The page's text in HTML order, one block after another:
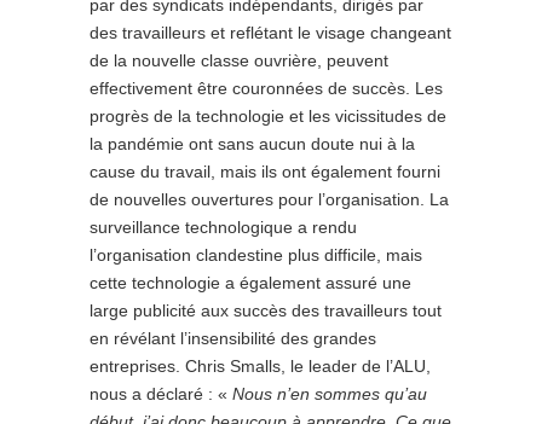
par des syndicats indépendants, dirigés par
des travailleurs et reflétant le visage changeant
de la nouvelle classe ouvrière, peuvent
effectivement être couronnées de succès. Les
progrès de la technologie et les vicissitudes de
la pandémie ont sans aucun doute nui à la
cause du travail, mais ils ont également fourni
de nouvelles ouvertures pour l’organisation. La
surveillance technologique a rendu
l’organisation clandestine plus difficile, mais
cette technologie a également assuré une
large publicité aux succès des travailleurs tout
en révélant l’insensibilité des grandes
entreprises. Chris Smalls, le leader de l’ALU,
nous a déclaré : « Nous n’en sommes qu’au